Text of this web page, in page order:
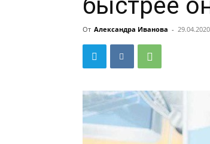
От Александра Иванова -